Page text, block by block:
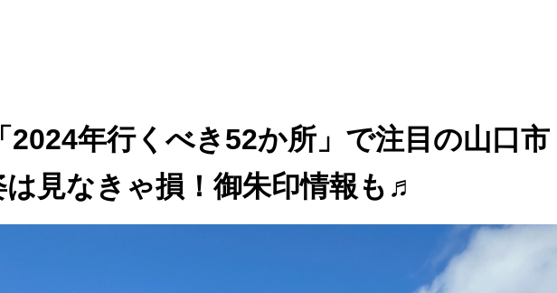
年行くべき52か所」で注目の山口
見なきゃ損！御朱印情報も♬